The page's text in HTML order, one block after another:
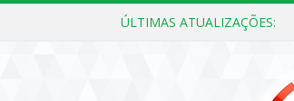
ÚLTIMAS ATUALIZAÇÕES: